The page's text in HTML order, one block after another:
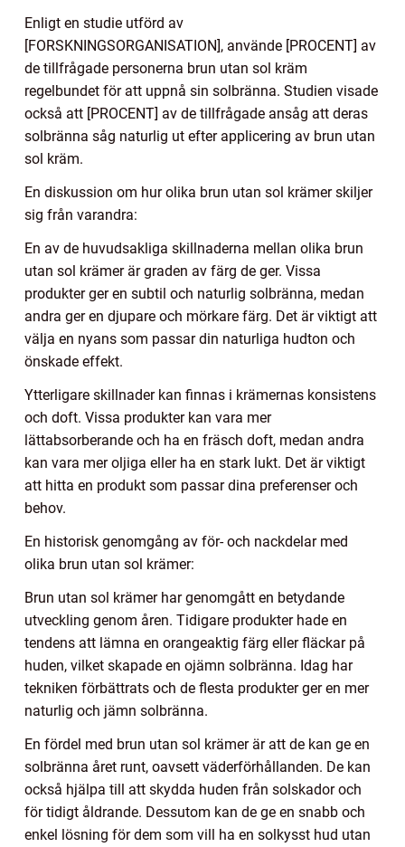
Enligt en studie utförd av
[FORSKNINGSORGANISATION], använde [PROCENT] av
de tillfrågade personerna brun utan sol kräm
regelbundet för att uppnå sin solbränna. Studien visade
också att [PROCENT] av de tillfrågade ansåg att deras
solbränna såg naturlig ut efter applicering av brun utan
sol kräm.
En diskussion om hur olika brun utan sol krämer skiljer
sig från varandra:
En av de huvudsakliga skillnaderna mellan olika brun
utan sol krämer är graden av färg de ger. Vissa
produkter ger en subtil och naturlig solbränna, medan
andra ger en djupare och mörkare färg. Det är viktigt att
välja en nyans som passar din naturliga hudton och
önskade effekt.
Ytterligare skillnader kan finnas i krämernas konsistens
och doft. Vissa produkter kan vara mer
lättabsorberande och ha en fräsch doft, medan andra
kan vara mer oljiga eller ha en stark lukt. Det är viktigt
att hitta en produkt som passar dina preferenser och
behov.
En historisk genomgång av för- och nackdelar med
olika brun utan sol krämer:
Brun utan sol krämer har genomgått en betydande
utveckling genom åren. Tidigare produkter hade en
tendens att lämna en orangeaktig färg eller fläckar på
huden, vilket skapade en ojämn solbränna. Idag har
tekniken förbättrats och de flesta produkter ger en mer
naturlig och jämn solbränna.
En fördel med brun utan sol krämer är att de kan ge en
solbränna året runt, oavsett väderförhållanden. De kan
också hjälpa till att skydda huden från solskador och
för tidigt åldrande. Dessutom kan de ge en snabb och
enkel lösning för dem som vill ha en solkysst hud utan